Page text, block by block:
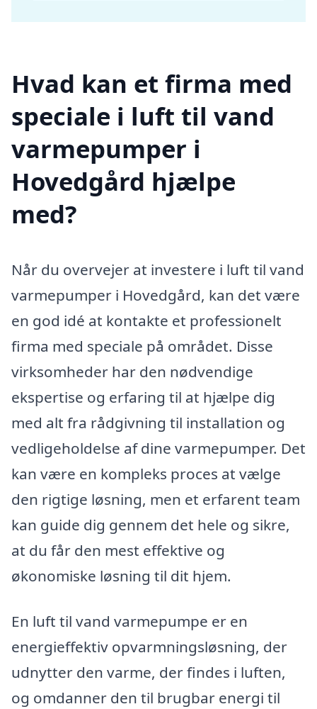
Hvad kan et firma med
speciale i luft til vand
varmepumper i
Hovedgård hjælpe
med?
Når du overvejer at investere i luft til vand
varmepumper i Hovedgård, kan det være
en god idé at kontakte et professionelt
firma med speciale på området. Disse
virksomheder har den nødvendige
ekspertise og erfaring til at hjælpe dig
med alt fra rådgivning til installation og
vedligeholdelse af dine varmepumper. Det
kan være en kompleks proces at vælge
den rigtige løsning, men et erfarent team
kan guide dig gennem det hele og sikre,
at du får den mest effektive og
økonomiske løsning til dit hjem.
En luft til vand varmepumpe er en
energieffektiv opvarmningsløsning, der
udnytter den varme, der findes i luften,
og omdanner den til brugbar energi til